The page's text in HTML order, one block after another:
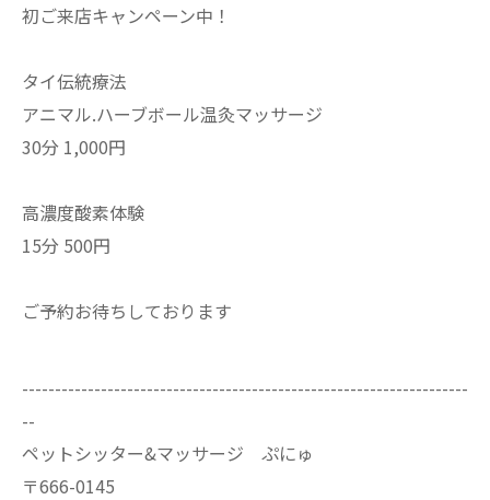
初ご来店キャンペーン中！
タイ伝統療法
アニマル.ハーブボール温灸マッサージ
30分 1,000円
高濃度酸素体験
15分 500円
ご予約お待ちしております
--------------------------------------------------------------------
--
ペットシッター&マッサージ ぷにゅ
〒666-0145